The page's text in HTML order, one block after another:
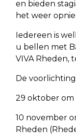
en bieden
het weer
Iedereen is
u bellen met
VIVA Rheden,
De
29 oktober om
10 november
Rheden